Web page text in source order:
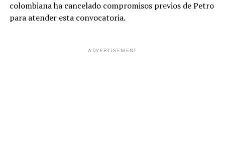
colombiana ha cancelado compromisos previos de Petro
para atender esta convocatoria.
ADVERTISEMENT